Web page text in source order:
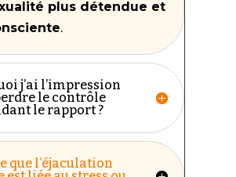
plus détendue et
.
j’ai l’impression
le contrôle
le rapport ?
que l’éjaculation